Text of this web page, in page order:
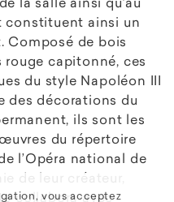
la salle ainsi qu’au
constituent ainsi un
Composé de bois
capitonné, ces
du style Napoléon III
des décorations du
ils sont les
du répertoire
l’Opéra national de
collabora avec
vous acceptez